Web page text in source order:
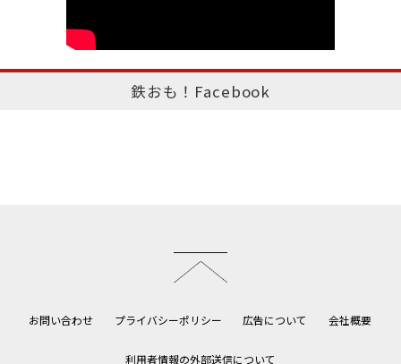
鉄おも！Facebook
お問い合わせ プライバシーポリシー 広告について 会社概要
利用者情報の外部送信について